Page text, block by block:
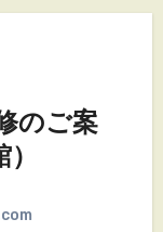
のご案